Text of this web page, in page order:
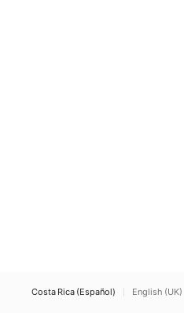
Costa Rica (Español) English (UK)